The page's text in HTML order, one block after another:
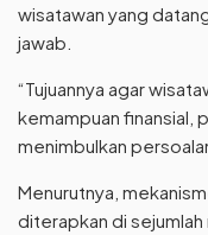
wisatawan yang
jawab.
“Tujuannya agar
kemampuan finansial,
menimbulkan
Menurutnya,
diterapkan di